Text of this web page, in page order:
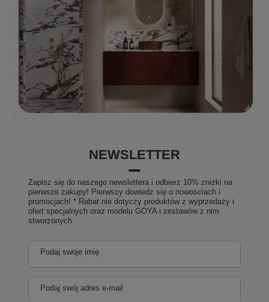
NEWSLETTER
Zapisz się do naszego newslettera i odbierz 10% zniżki na
pierwsze zakupy! Pierwszy dowiedz się o nowościach i
promocjach! * Rabat nie dotyczy produktów z wyprzedaży i
ofert specjalnych oraz modelu GOYA i zestawów z nim
stworzonych
Podaj swoje imię
Podaj swój adres e-mail